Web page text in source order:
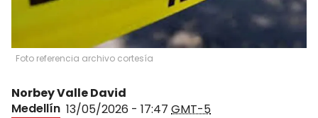
Foto referencia archivo cortesía
Norbey Valle David
Medellín 13/05/2026 - 17:47 GMT-5